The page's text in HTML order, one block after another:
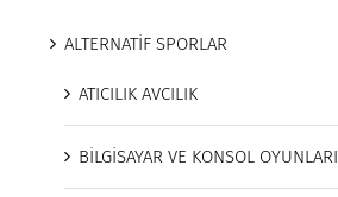
ALTERNATİF SPORLAR
ATICILIK AVCILIK
BİLGİSAYAR VE KONSOL OYUNLARI